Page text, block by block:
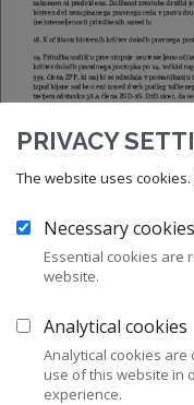
PRIVACY
The website uses cookies.
Necessary cookies
Essential cookies are
website.
Analytical cookies
Analytical cookies
use of this website in
experience.